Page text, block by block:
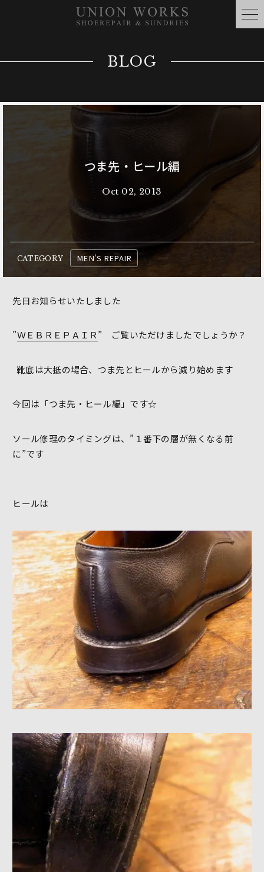
BLOG
つま先・ヒール編
Oct 02, 2013
CATEGORY MEN'S REPAIR
先日お知らせいたしました
”ＷＥＢＲＥＰＡＩＲ” ご覧いただけましたでしょうか？
靴底は大抵の場合、つま先とヒールから減り始めます
今回は「つま先・ヒール編」です☆
ソール修理のタイミングは、”１番下の層が無くなる前
に”です
ヒールは